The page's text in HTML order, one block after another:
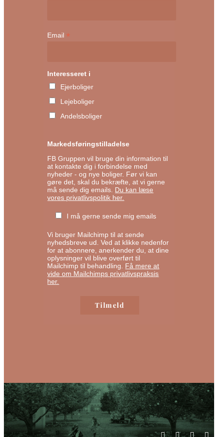
Email *
Interesseret i
Ejerboliger
Lejeboliger
Andelsboliger
Markedsføringstilladelse
FB Gruppen vil bruge din information til
at kontakte dig i forbindelse med
nyheder - og nye boliger. Før vi kan
gøre det, skal du bekræfte, at vi gerne
må sende dig emails. Du kan læse
vores privatlivspolitik her.
I må gerne sende mig emails
Vi bruger Mailchimp til at sende
nyhedsbreve ud. Ved at klikke nedenfor
for at abonnere, anerkender du, at dine
oplysninger vil blive overført til
Mailchimp til behandling. Få mere at
vide om Mailchimps privatlivspraksis
her.